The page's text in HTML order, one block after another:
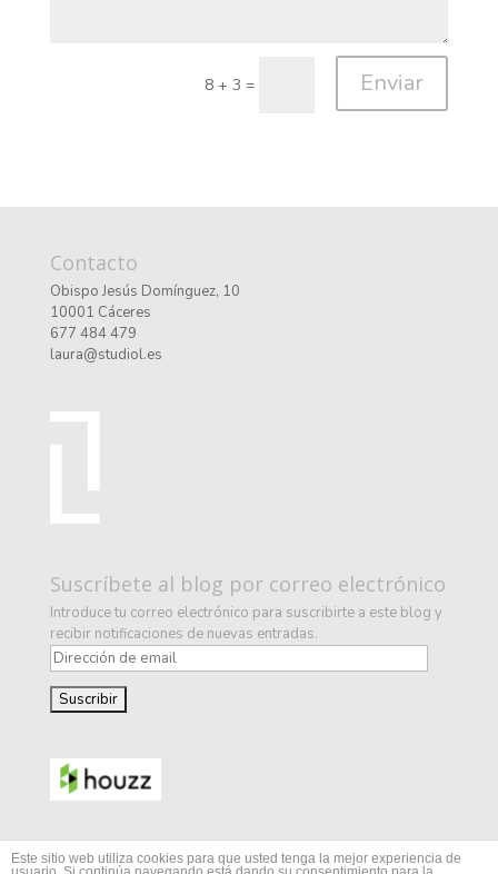
8 + 3 = Enviar
Contacto
Obispo Jesús Domínguez, 10
10001 Cáceres
677 484 479
laura@studiol.es
Suscríbete al blog por correo electrónico
Introduce tu correo electrónico para suscribirte a este blog y
recibir notificaciones de nuevas entradas.
D
i
e
d
e
Este sitio web utiliza cookies para que usted tenga la mejor experiencia de